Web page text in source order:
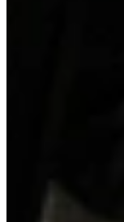
Dankzij de ruime
voorraadpotten of
bereikbaar, wat koken
Kom langs en